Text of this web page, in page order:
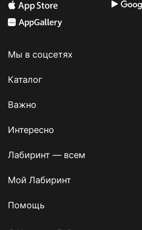
Мы в соцсетях
Каталог
Важно
Интересно
Лабиринт — всем
Мой Лабиринт
Помощь